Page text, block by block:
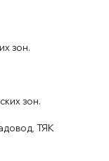
зон.
ских зон.
ТЯК